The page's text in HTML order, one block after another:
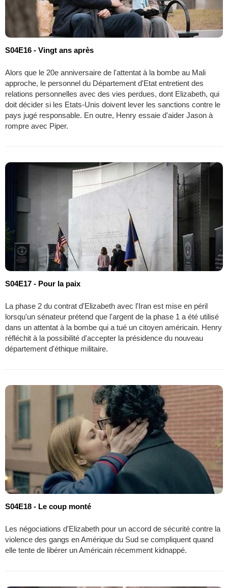
S04E16 - Vingt ans après
Alors que le 20e anniversaire de l'attentat à la bombe au Mali
approche, le personnel du Département d'Etat entretient des
relations personnelles avec des vies perdues, dont Elizabeth, qui
doit décider si les Etats-Unis doivent lever les sanctions contre le
pays jugé responsable. En outre, Henry essaie d'aider Jason à
rompre avec Piper.
S04E17 - Pour la paix
La phase 2 du contrat d'Elizabeth avec l'Iran est mise en péril
lorsqu'un sénateur prétend que l'argent de la phase 1 a été utilisé
dans un attentat à la bombe qui a tué un citoyen américain. Henry
réfléchit à la possibilité d'accepter la présidence du nouveau
département d'éthique militaire.
S04E18 - Le coup monté
Les négociations d'Elizabeth pour un accord de sécurité contre la
violence des gangs en Amérique du Sud se compliquent quand
elle tente de libérer un Américain récemment kidnappé.